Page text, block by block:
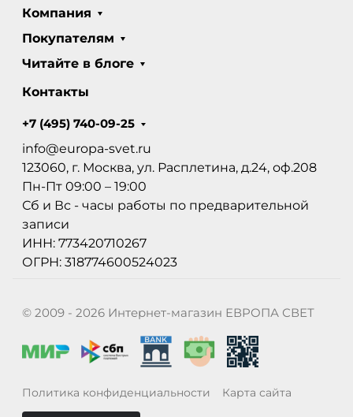
Компания
Покупателям
Читайте в блоге
Контакты
+7 (495) 740-09-25
info@europa-svet.ru
123060, г. Москва, ул. Расплетина, д.24, оф.208
Пн-Пт 09:00 – 19:00
Сб и Вс - часы работы по предварительной
записи
ИНН: 773420710267
ОГРН: 318774600524023
© 2009 - 2026 Интернет-магазин ЕВРОПА СВЕТ
Политика конфиденциальности Карта сайта